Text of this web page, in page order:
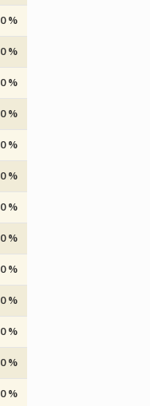
0 %
0 %
0 %
0 %
0 %
0 %
0 %
0 %
0 %
0 %
0 %
0 %
0 %